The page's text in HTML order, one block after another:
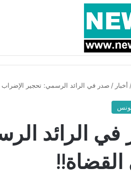
المرزوقي وبتكليف من سعيّد: الخارجية
أخبار / صدر في الرائد الرسمي: تحجير
الرائد